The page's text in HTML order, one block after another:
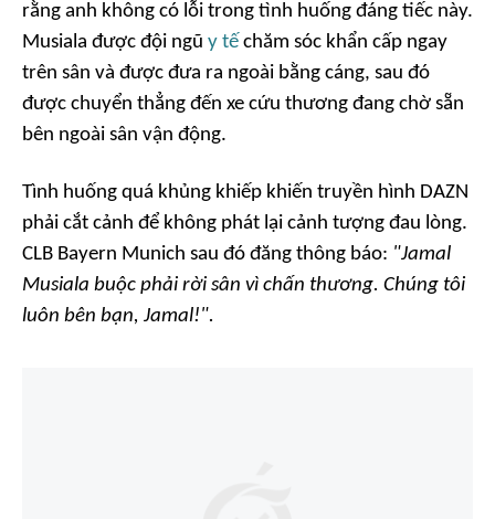
rằng anh không có lỗi trong tình huống đáng tiếc này.
Musiala được đội ngũ y tế chăm sóc khẩn cấp ngay
trên sân và được đưa ra ngoài bằng cáng, sau đó
được chuyển thẳng đến xe cứu thương đang chờ sẵn
bên ngoài sân vận động.
Tình huống quá khủng khiếp khiến truyền hình DAZN
phải cắt cảnh để không phát lại cảnh tượng đau lòng.
CLB Bayern Munich sau đó đăng thông báo: "Jamal
Musiala buộc phải rời sân vì chấn thương. Chúng tôi
luôn bên bạn, Jamal!".